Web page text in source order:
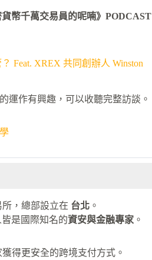
幣千萬交易員的呢喃》PODCAST
Feat. XREX 共同創辦人 Winston
運作有興趣，可以收聽完整訪談。
所，總部設立在 台北 。
皆是國際知名的資安與金融專家 。
得更安全的跨境支付方式。